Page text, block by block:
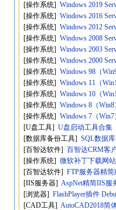
[操作系统] Windows 2019
[操作系统] Windows 2016
[操作系统] Windows 2012
[操作系统] Windows 2008
[操作系统] Windows 2003
[操作系统] Windows 2000
[操作系统] Windows 98（
[操作系统] Windows 11（
[操作系统] Windows 10（
[操作系统] Windows 8（
[操作系统] Windows 7（
[U盘工具] U盘启动工具合集
[数据库备份工具] SQL数据
[百智达软件] 百智达CRM客
[操作系统] 微软补丁下载网站
[百智达软件] FTP服务器精简
[IIS服务器] AspNet精简IIS服
[浏览器] FlashPlayer插件
[CAD工具] AutoCAD2018简